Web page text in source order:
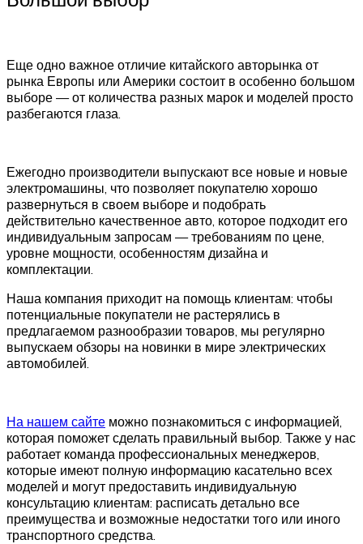
Еще одно важное отличие китайского авторынка от
рынка Европы или Америки состоит в особенно большом
выборе — от количества разных марок и моделей просто
разбегаются глаза.
Ежегодно производители выпускают все новые и новые
электромашины, что позволяет покупателю хорошо
развернуться в своем выборе и подобрать
действительно качественное авто, которое подходит его
индивидуальным запросам — требованиям по цене,
уровне мощности, особенностям дизайна и
комплектации.
Наша компания приходит на помощь клиентам: чтобы
потенциальные покупатели не растерялись в
предлагаемом разнообразии товаров, мы регулярно
выпускаем обзоры на новинки в мире электрических
автомобилей.
На нашем сайте можно познакомиться с информацией,
которая поможет сделать правильный выбор. Также у нас
работает команда профессиональных менеджеров,
которые имеют полную информацию касательно всех
моделей и могут предоставить индивидуальную
консультацию клиентам: расписать детально все
преимущества и возможные недостатки того или иного
транспортного средства.